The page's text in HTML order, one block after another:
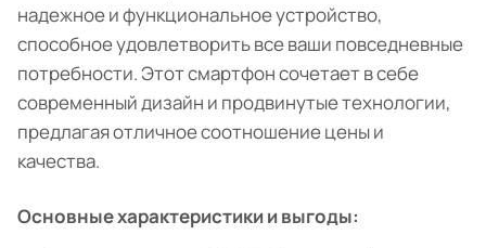
надежное и функциональное устройство,
способное удовлетворить все ваши повседневные
потребности. Этот смартфон сочетает в себе
современный дизайн и продвинутые технологии,
предлагая отличное соотношение цены и
качества.
Основные характеристики и выгоды: